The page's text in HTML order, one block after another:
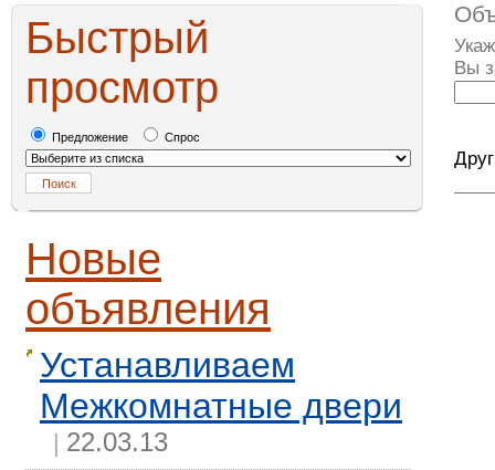
Быстрый
просмотр
Предложение Спрос
Новые
объявления
Устанавливаем
Межкомнатные двери
| 22.03.13
Вы